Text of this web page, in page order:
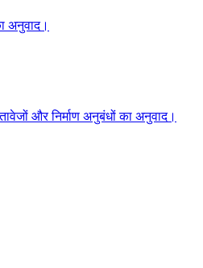
अनुवाद।
और निर्माण अनुबंधों का अनुवाद।